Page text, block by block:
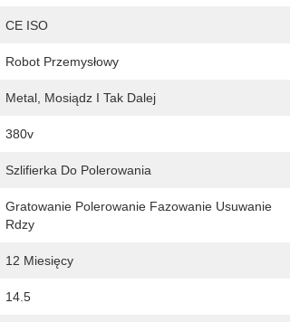
CE ISO
Robot Przemysłowy
Metal, Mosiądz I Tak Dalej
380v
Szlifierka Do Polerowania
Gratowanie Polerowanie Fazowanie Usuwanie
Rdzy
12 Miesięcy
14.5